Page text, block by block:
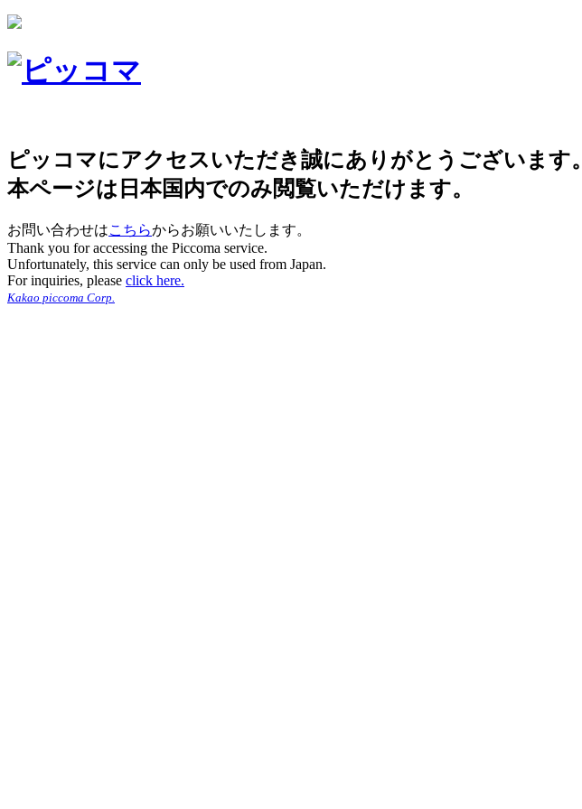
ピッコマにアクセスいただき誠にありがとうございます。
本ページは日本国内でのみ閲覧いただけます。
お問い合わせはこちらからお願いいたします。
Thank you for accessing the Piccoma service.
Unfortunately, this service can only be used from Japan.
For inquiries, please click here.
Kakao piccoma Corp.